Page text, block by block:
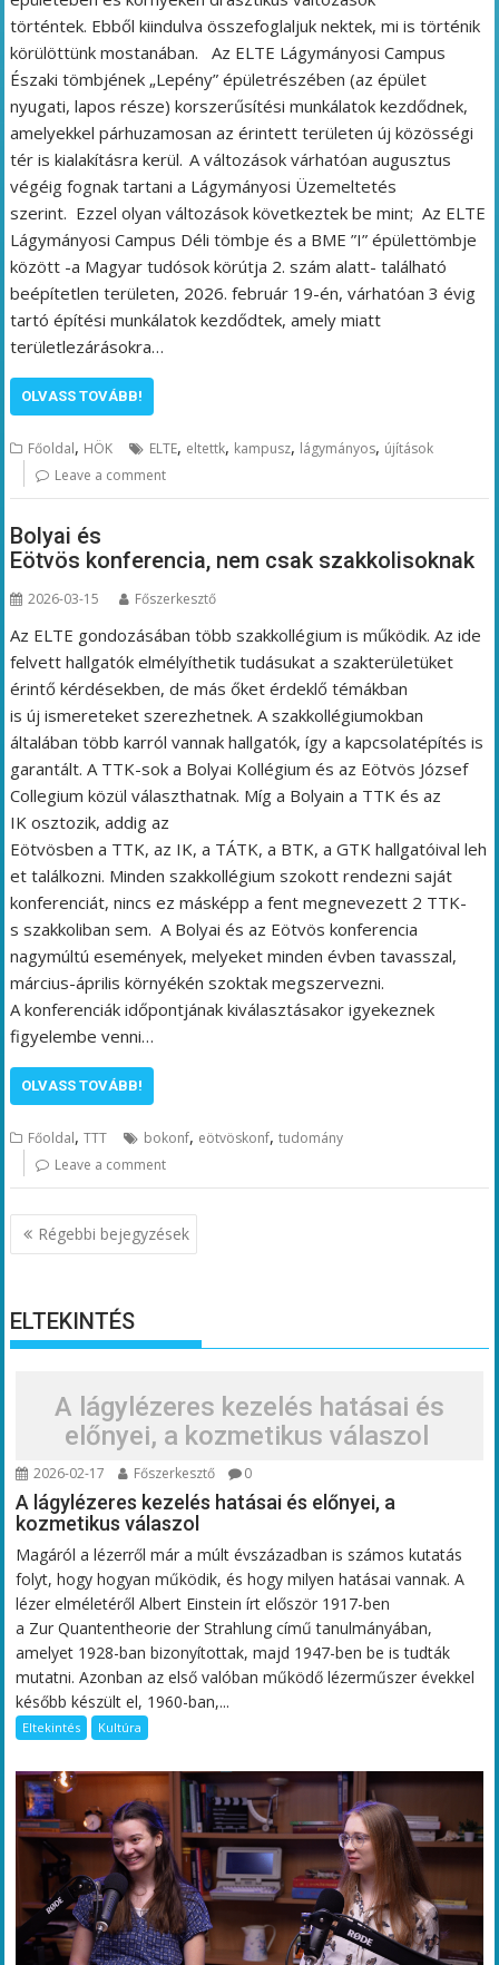
történtek. Ebből kiindulva összefoglaljuk nektek, mi is történik
körülöttünk mostanában. Az ELTE Lágymányosi Campus
Északi tömbjének „Lepény” épületrészében (az épület
nyugati, lapos része) korszerűsítési munkálatok kezdődnek,
amelyekkel párhuzamosan az érintett területen új közösségi
tér is kialakításra kerül. A változások várhatóan augusztus
végéig fognak tartani a Lágymányosi Üzemeltetés
szerint. Ezzel olyan változások következtek be mint; Az ELTE
Lágymányosi Campus Déli tömbje és a BME ”I” épülettömbje
között -a Magyar tudósok körútja 2. szám alatt- található
beépítetlen területen, 2026. február 19-én, várhatóan 3 évig
tartó építési munkálatok kezdődtek, amely miatt
területlezárásokra…
OLVASS TOVÁBB!
Főoldal, HÖK ELTE, eltettk, kampusz, lágymányos, újítások
Leave a comment
Bolyai és
Eötvös konferencia, nem csak szakkolisoknak
2026-03-15 Főszerkesztő
Az ELTE gondozásában több szakkollégium is működik. Az ide
felvett hallgatók elmélyíthetik tudásukat a szakterületüket
érintő kérdésekben, de más őket érdeklő témákban
is új ismereteket szerezhetnek. A szakkollégiumokban
általában több karról vannak hallgatók, így a kapcsolatépítés is
garantált. A TTK-sok a Bolyai Kollégium és az Eötvös József
Collegium közül választhatnak. Míg a Bolyain a TTK és az
IK osztozik, addig az
Eötvösben a TTK, az IK, a TÁTK, a BTK, a GTK hallgatóival leh
et találkozni. Minden szakkollégium szokott rendezni saját
konferenciát, nincs ez másképp a fent megnevezett 2 TTK-
s szakkoliban sem. A Bolyai és az Eötvös konferencia
nagymúltú események, melyeket minden évben tavasszal,
március-április környékén szoktak megszervezni.
A konferenciák időpontjának kiválasztásakor igyekeznek
figyelembe venni…
OLVASS TOVÁBB!
Főoldal,TTT bokonf, eötvöskonf,tudomány
Leave a comment
Bejegyzés
navigáció
Régebbi bejegyzések
ELTEKINTÉS
A lágylézeres kezelés hatásai és
előnyei, a kozmetikus válaszol
2026-02-17 Főszerkesztő 0
A lágylézeres kezelés hatásai és előnyei, a
kozmetikus válaszol
Magáról a lézerről már a múlt évszázadban is számos kutatás
folyt, hogy hogyan működik, és hogy milyen hatásai vannak. A
lézer elméletéről Albert Einstein írt először 1917-ben
a Zur Quantentheorie der Strahlung című tanulmányában,
amelyet 1928-ban bizonyítottak, majd 1947-ben be is tudták
mutatni. Azonban az első valóban működő lézerműszer évekkel
később készült el, 1960-ban,...
Eltekintés Kultúra